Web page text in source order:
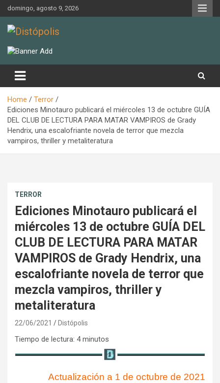
Skip
to
content
domingo, agosto 9, 2026
Distópolis
Home
Terror
Ediciones Minotauro publicará el miércoles 13 de octubre GUÍA
DEL CLUB DE LECTURA PARA MATAR VAMPIROS de Grady
Hendrix, una escalofriante novela de terror que mezcla
vampiros, thriller y metaliteratura
TERROR
Ediciones Minotauro publicará el
miércoles 13 de octubre GUÍA DEL
CLUB DE LECTURA PARA MATAR
VAMPIROS de Grady Hendrix, una
escalofriante novela de terror que
mezcla vampiros, thriller y
metaliteratura
22/06/2021 Distópolis
Tiempo de lectura: 4 minutos
Actualización a 1 de octubre de 2021